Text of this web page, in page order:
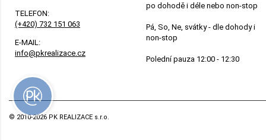
TELEFON:
(+420) 732 151 063
E-MAIL:
info@pkrealizace.cz
po dohodě i déle nebo non-stop
Pá, So, Ne, svátky - dle dohody i
non-stop
Polední pauza 12:00 - 12:30
© 2010-2026 PK REALIZACE s.r.o.